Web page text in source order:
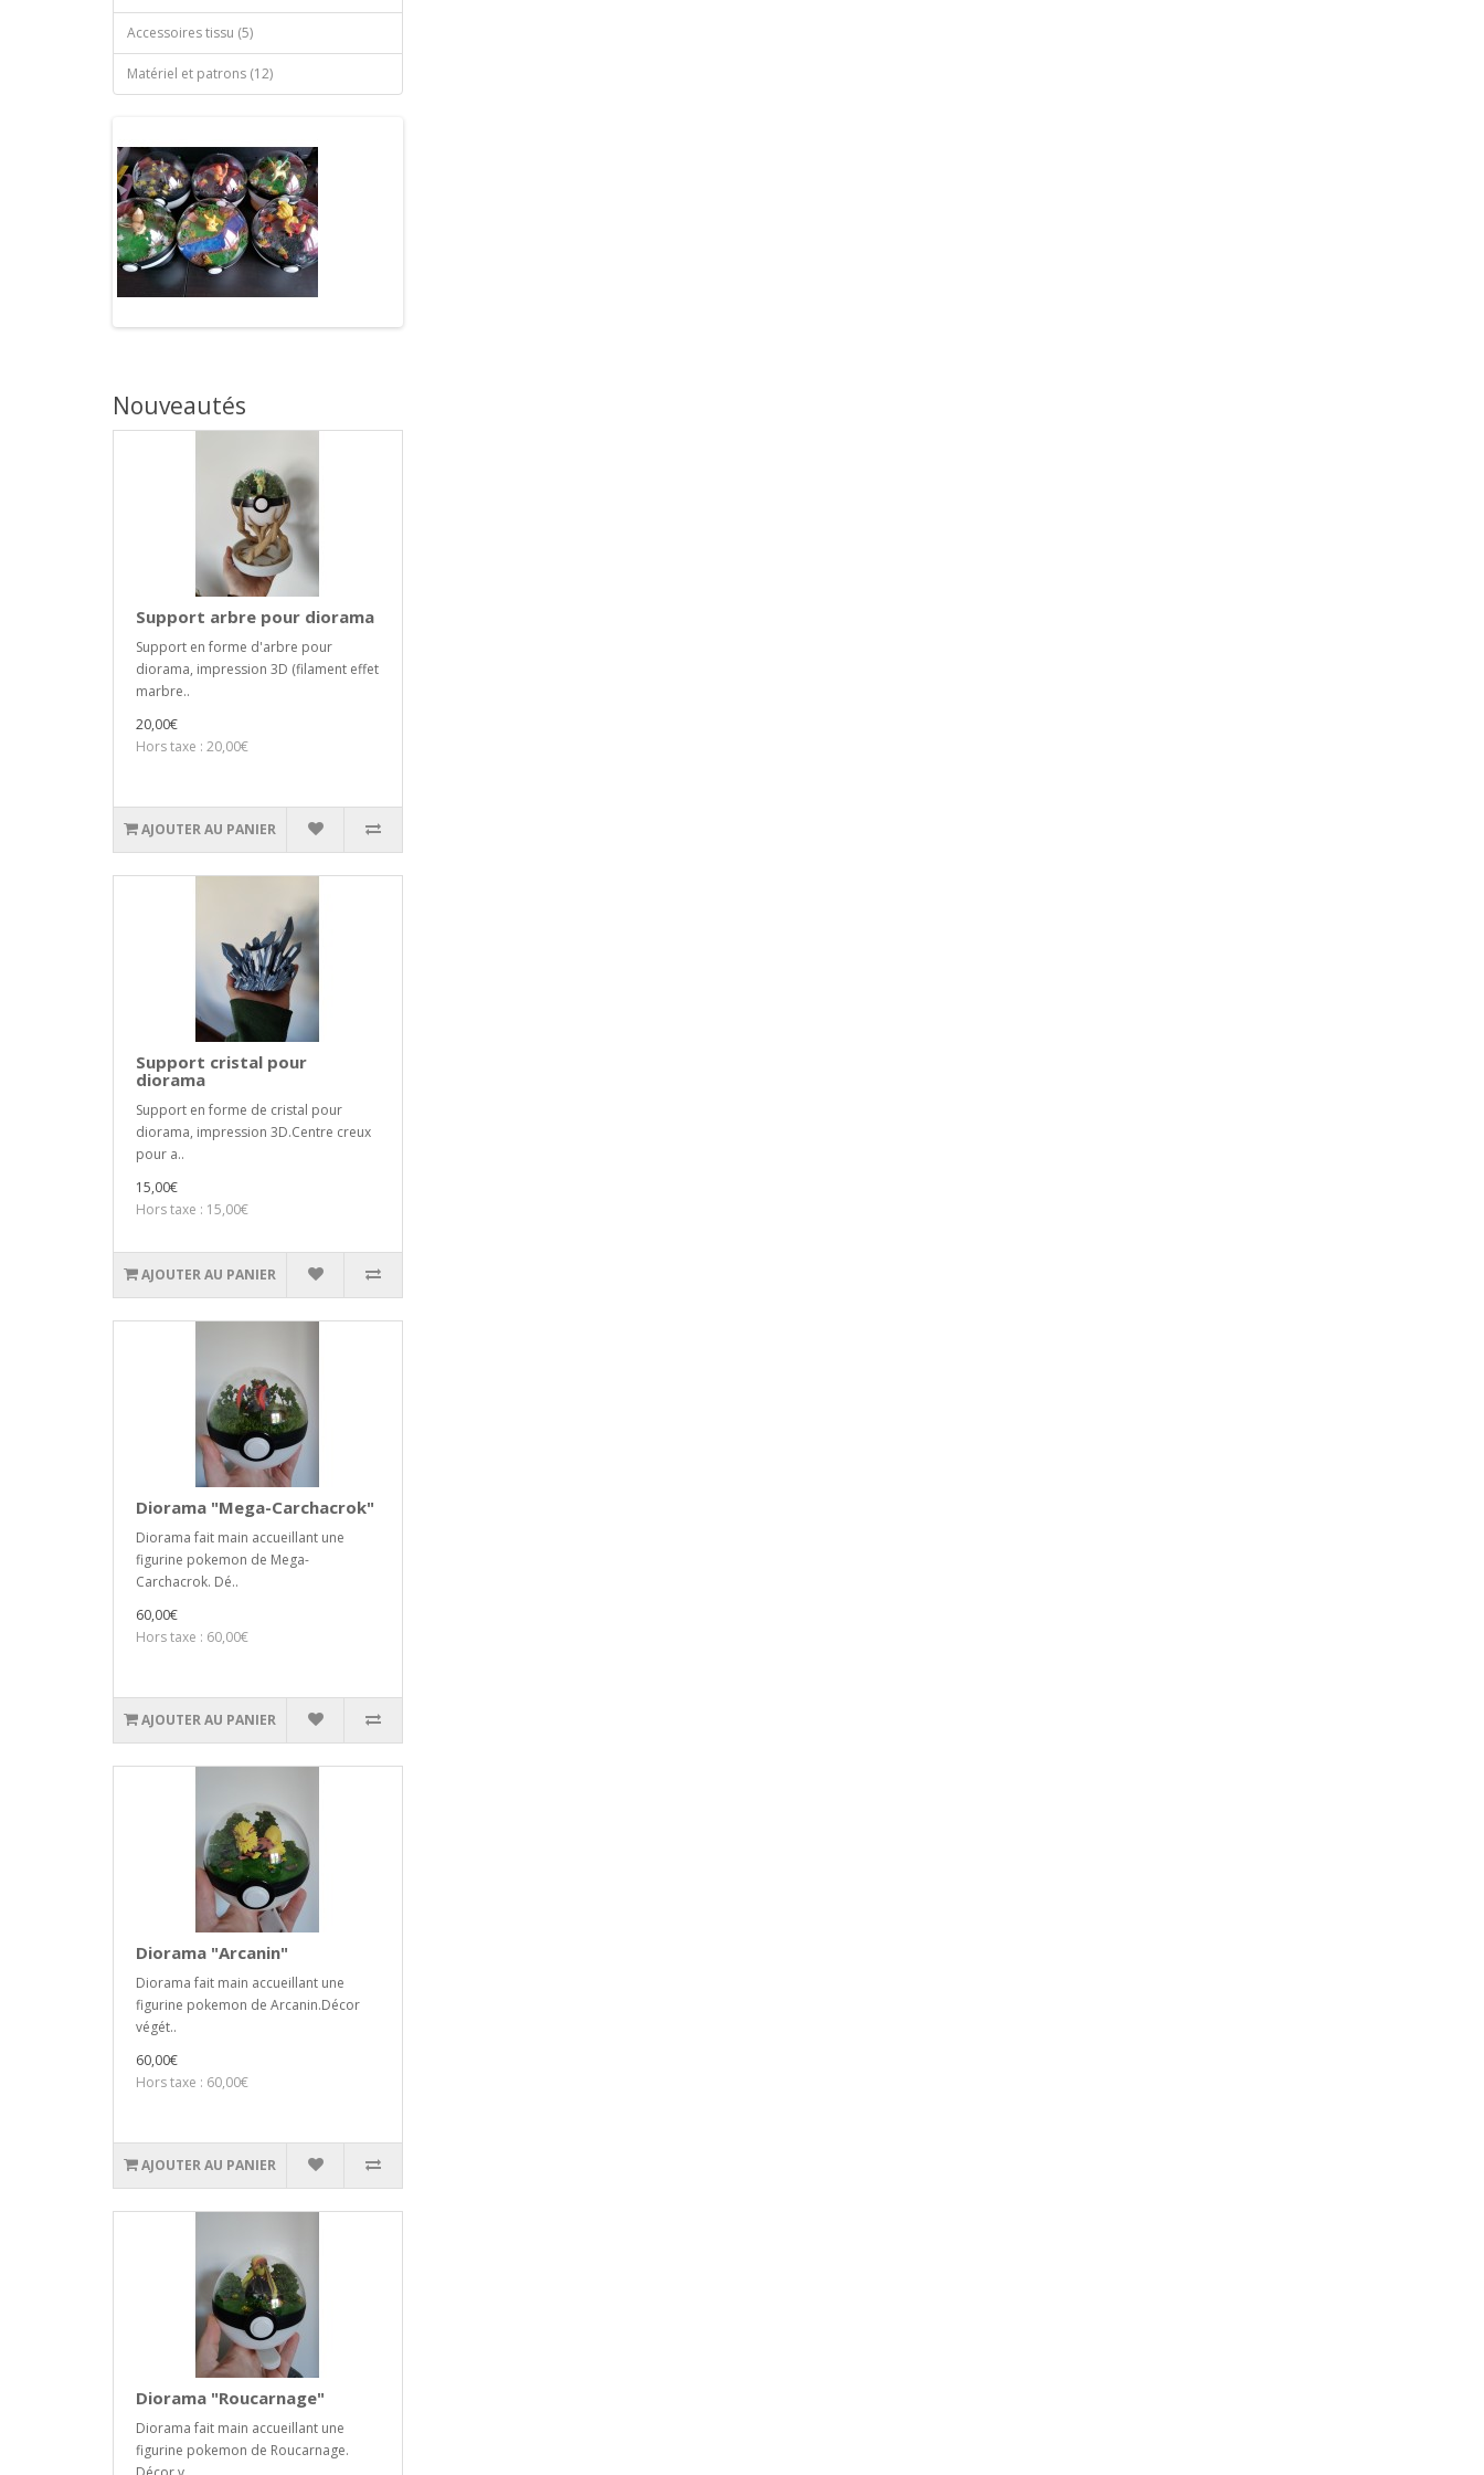
Accessoires tissu (5)
Matériel et patrons (12)
Nouveautés
Support arbre pour diorama
Support en forme d'arbre pour
diorama, impression 3D (filament effet
marbre..
20,00€
Hors taxe : 20,00€
AJOUTER AU PANIER
Support cristal pour
diorama
Support en forme de cristal pour
diorama, impression 3D.Centre creux
pour a..
15,00€
Hors taxe : 15,00€
AJOUTER AU PANIER
Diorama "Mega-Carchacrok"
Diorama fait main accueillant une
figurine pokemon de Mega-
Carchacrok. Dé..
60,00€
Hors taxe : 60,00€
AJOUTER AU PANIER
Diorama "Arcanin"
Diorama fait main accueillant une
figurine pokemon de Arcanin.Décor
végét..
60,00€
Hors taxe : 60,00€
AJOUTER AU PANIER
Diorama "Roucarnage"
Diorama fait main accueillant une
figurine pokemon de Roucarnage.